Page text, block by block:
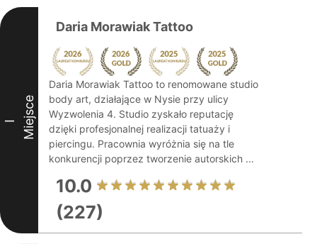
I Miejsce
Daria Morawiak Tattoo
Daria Morawiak Tattoo to renomowane studio
body art, działające w Nysie przy ulicy
Wyzwolenia 4. Studio zyskało reputację
dzięki profesjonalnej realizacji tatuaży i
piercingu. Pracownia wyróżnia się na tle
konkurencji poprzez tworzenie autorskich ...
10.0
(227)